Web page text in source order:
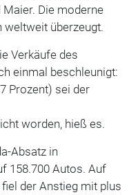
Die moderne
weltweit überzeugt.
Verkäufe des
einmal beschleunigt:
Prozent) sei der
worden, hieß es.
Absatz in
158.700 Autos. Auf
der Anstieg mit plus